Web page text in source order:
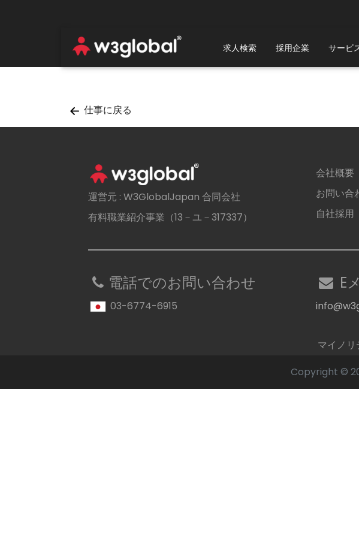
求人検索 採用企業 サービ
仕事に戻る
運営元 : W3GlobalJapan 合同会社
有料職業紹介事業（13－ユ－317337）
会社概要
お問い合
自社採用
電話でのお問い合わせ
03-6774-6915
E
マイノ
Copyright ©